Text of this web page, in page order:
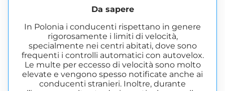
Da sapere
In Polonia i conducenti rispettano in genere
rigorosamente i limiti di velocità,
specialmente nei centri abitati, dove sono
frequenti i controlli automatici con autovelox.
Le multe per eccesso di velocità sono molto
elevate e vengono spesso notificate anche ai
conducenti stranieri. Inoltre, durante